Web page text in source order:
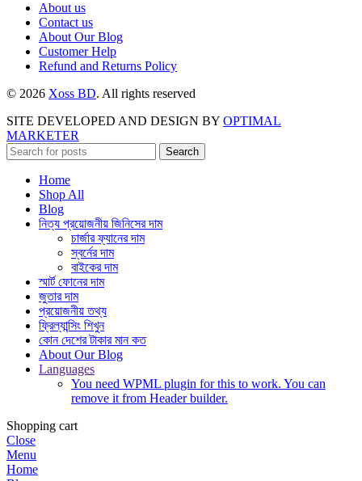
About us
Contact us
About Our Blog
Customer Help
Refund and Returns Policy
© 2026 Xoss BD. All rights reserved
SITE DEVELOPED AND DESIGN BY OPTIMAL
MARKETER
Search
Home
Shop All
Blog
নিত্য প্রয়োজনীয় জিনিসের দাম
চার্জার ফ্যানের দাম
স্বর্নের দাম
বাইকের দাম
স্মার্ট ফোনের দাম
জুতার দাম
প্রয়োজনীয় তথ্য
ফ্রিল্যান্সিং শিখুন
কোন দেশের টাকার মান কত
About Our Blog
Languages
You need WPML plugin for this to work. You can
remove it from Header builder.
Shopping cart
Close
Menu
Home